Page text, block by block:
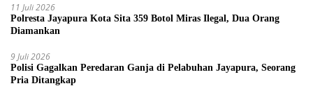
11 Juli 2026
Polresta Jayapura Kota Sita 359 Botol Miras Ilegal, Dua Orang
Diamankan
9 Juli 2026
Polisi Gagalkan Peredaran Ganja di Pelabuhan Jayapura, Seorang
Pria Ditangkap